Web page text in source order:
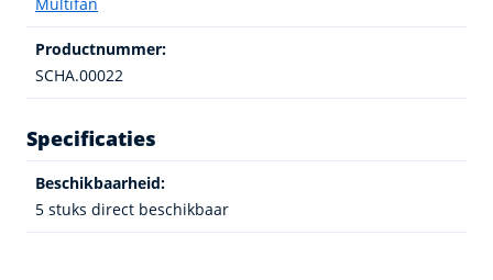
Productnummer:
SCHA.00022
Specificaties
Beschikbaarheid:
5 stuks direct beschikbaar